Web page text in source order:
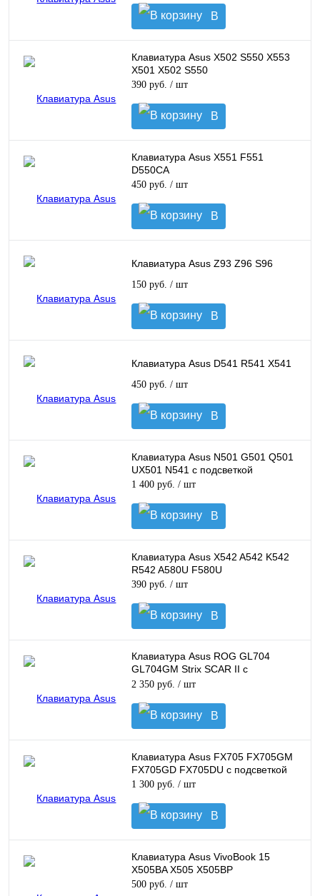
В
корзину
Клавиатура Asus X502 S550 X553
X501 X502 S550
390 руб. / шт
В
корзину
Клавиатура Asus X551 F551
D550CA
450 руб. / шт
В
корзину
Клавиатура Asus Z93 Z96 S96
150 руб. / шт
В
корзину
Клавиатура Asus D541 R541 X541
450 руб. / шт
В
корзину
Клавиатура Asus N501 G501 Q501
UX501 N541 с подсветкой
1 400 руб. / шт
В
корзину
Клавиатура Asus X542 A542 K542
R542 A580U F580U
390 руб. / шт
В
корзину
Клавиатура Asus ROG GL704
GL704GM Strix SCAR II с
подсветкой
2 350 руб. / шт
В
корзину
Клавиатура Asus FX705 FX705GM
FX705GD FX705DU с подсветкой
1 300 руб. / шт
В
корзину
Клавиатура Asus VivoBook 15
X505BA X505 X505BP
500 руб. / шт